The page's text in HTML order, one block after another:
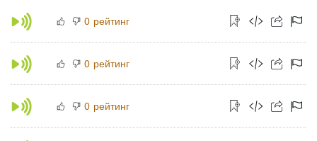
0 рейтинг
0 рейтинг
0 рейтинг